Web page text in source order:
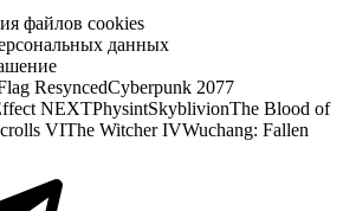
файлов cookies
данных
ResyncedCyberpunk 2077
NEXTPhysintSkyblivionThe Blood of
VIThe Witcher IVWuchang: Fallen